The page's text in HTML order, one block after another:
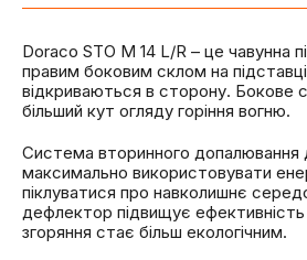
Doraco STO M 14 L/R – це чавунна
правим боковим склом на
відкриваються в сторону. Бокове
більший кут огляду горіння вогню.
Система вторинного допалювання
максимально використовувати
піклуватися про навколишнє
дефлектор підвищує
згоряння стає більш екологічним.